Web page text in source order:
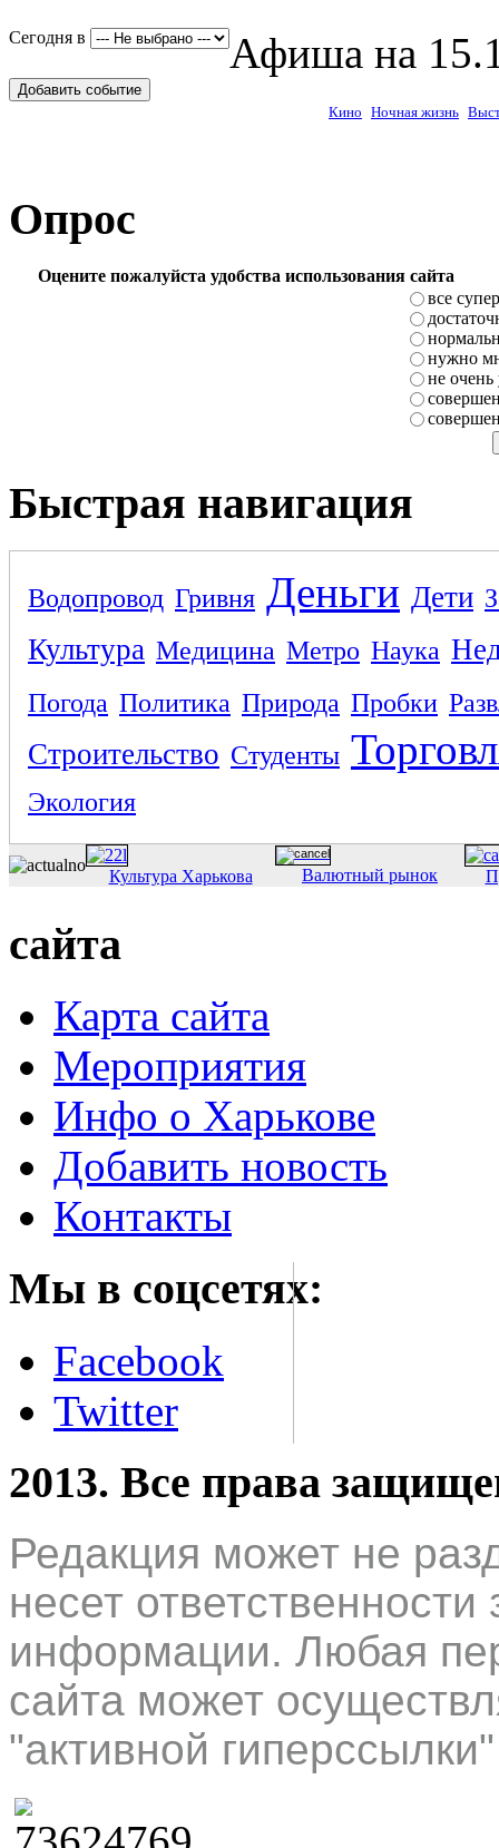
Сегодня в Афиша на
Добавить событие
Кино Ночная жизнь
Опрос
Оцените пожалуйста удобства использования сайта
все супер
нужно
не очень
Быстрая навигация
Водопровод Гривня Деньги Дети
Культура Медицина Метро Наука
Погода Политика Природа Пробки
Строительство Студенты
Экология
Культура Харькова Валютный рынок
сайта
Карта сайта
Мероприятия
Инфо о Харькове
Добавить новость
Контакты
Мы в соцсетях:
Facebook
Twitter
2013. Все права
Редакция может не
несет
информации. Любая
сайта может
"активной